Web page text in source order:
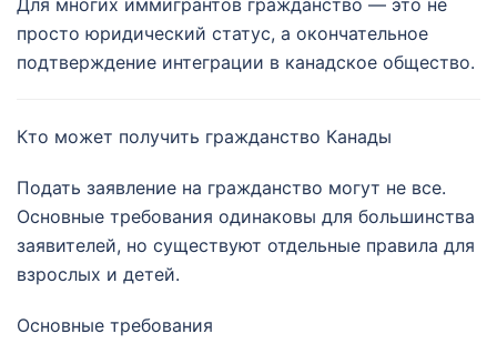
Для многих иммигрантов гражданство — это не
просто юридический статус, а окончательное
подтверждение интеграции в канадское общество.
Кто может получить гражданство Канады
Подать заявление на гражданство могут не все.
Основные требования одинаковы для большинства
заявителей, но существуют отдельные правила для
взрослых и детей.
Основные требования